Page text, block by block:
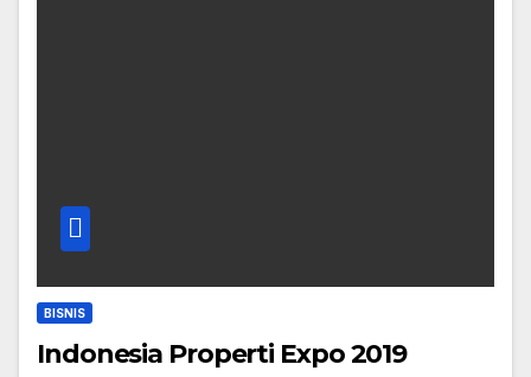
BISNIS
Indonesia Properti Expo 2019